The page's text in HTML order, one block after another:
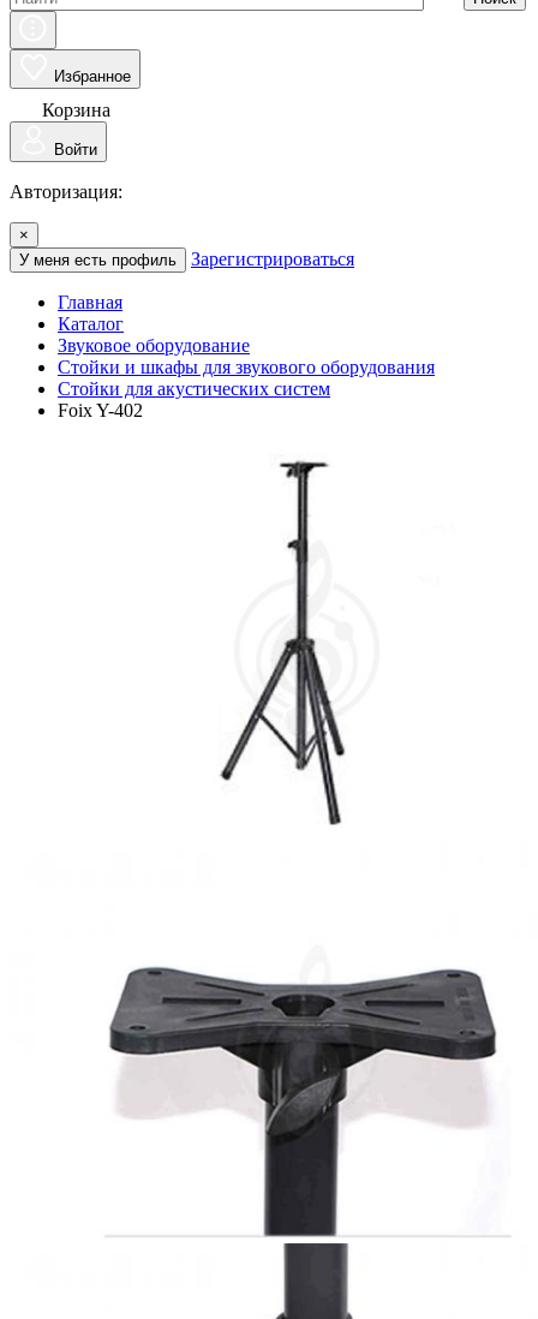
Избранное
Корзина
Войти
Авторизация:
×
У меня есть профиль
Зарегистрироваться
Главная
Каталог
Звуковое оборудование
Стойки и шкафы для звукового оборудования
Стойки для акустических систем
Foix Y-402